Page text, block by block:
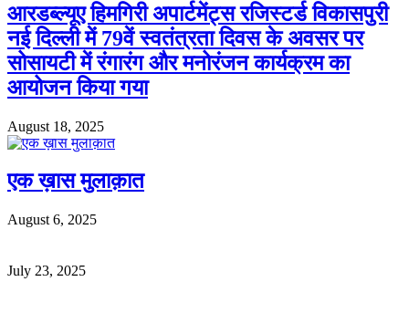
आरडब्ल्यूए हिमगिरी अपार्टमेंट्स रजिस्टर्ड विकासपुरी
नई दिल्ली में 79वें स्वतंत्रता दिवस के अवसर पर
सोसायटी में रंगारंग और मनोरंजन कार्यक्रम का
आयोजन किया गया
August 18, 2025
एक ख़ास मुलाक़ात
August 6, 2025
July 23, 2025